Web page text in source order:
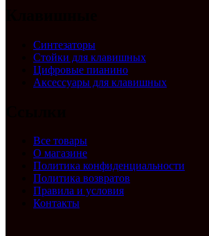
Синтезаторы
Стойки для клавишных
Цифровые пианино
Аксессуары для клавишных
Все товары
О магазине
Политика конфиденциальности
Политика возвратов
Правила и условия
Контакты